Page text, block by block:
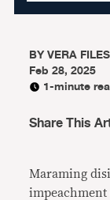
BYVERA FILES
Feb 28, 2025
1-minute
Share This
Maraming
impeachment